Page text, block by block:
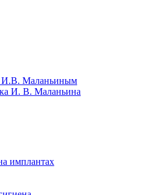
И.В. Маланьиным
И. В. Маланьина
имплантах